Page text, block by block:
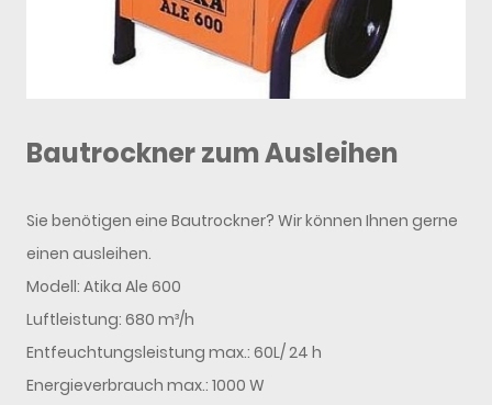
Bautrockner zum Ausleihen
Sie benötigen eine Bautrockner? Wir können Ihnen gerne
einen ausleihen.
Modell: Atika Ale 600
Luftleistung: 680 m³/h
Entfeuchtungsleistung max.: 60L/ 24 h
Energieverbrauch max.: 1000 W